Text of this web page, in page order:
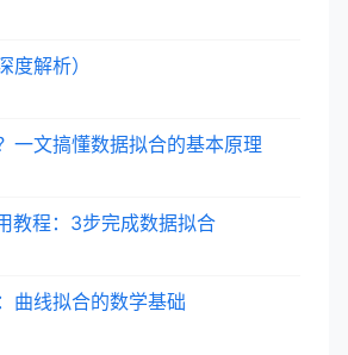
度解析）
一文搞懂数据拟合的基本原理
教程：3步完成数据拟合
曲线拟合的数学基础